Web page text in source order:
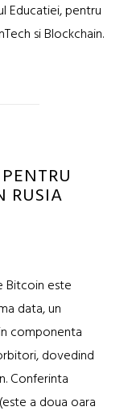
Educatiei, pentru
si Blockchain.
RUSIA
Bitcoin este
data, un
componenta
dovedind
Conferinta
a doua oara